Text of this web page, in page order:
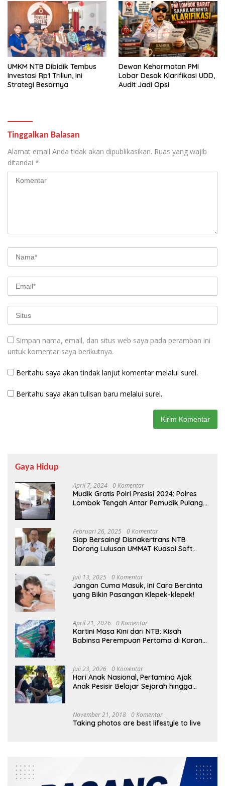
UMKM NTB Dibidik Tembus
Investasi Rp1 Triliun, Ini
Strategi Besarnya
Dewan Kehormatan PMI
Lobar Desak Klarifikasi UDD,
Audit Jadi Opsi
Tinggalkan Balasan
Alamat email Anda tidak akan dipublikasikan. Ruas yang wajib
ditandai *
Simpan nama, email, dan situs web saya pada peramban ini
untuk komentar saya berikutnya.
Beritahu saya akan tindak lanjut komentar melalui surel.
Beritahu saya akan tulisan baru melalui surel.
Gaya Hidup
April 7, 2024 0 Komentar
Mudik Gratis Polri Presisi 2024: Polres
Lombok Tengah Antar Pemudik Pulang
Februari 26, 2025 0 Komentar
Siap Bersaing! Disnakertrans NTB
Dorong Lulusan UMMAT Kuasai Soft
Juli 13, 2025 0 Komentar
Jangan Cuma Masuk, Ini Cara Bercinta
yang Bikin Pasangan Klepek-klepek!
April 21, 2026 0 Komentar
Kartini Masa Kini dari NTB: Kisah
Babinsa Perempuan Pertama di Karang
Juli 23, 2026 0 Komentar
Hari Anak Nasional, Pertamina Ajak
Anak Pesisir Belajar Sejarah hingga
November 21, 2018 0 Komentar
Taking photos are best lifestyle to live